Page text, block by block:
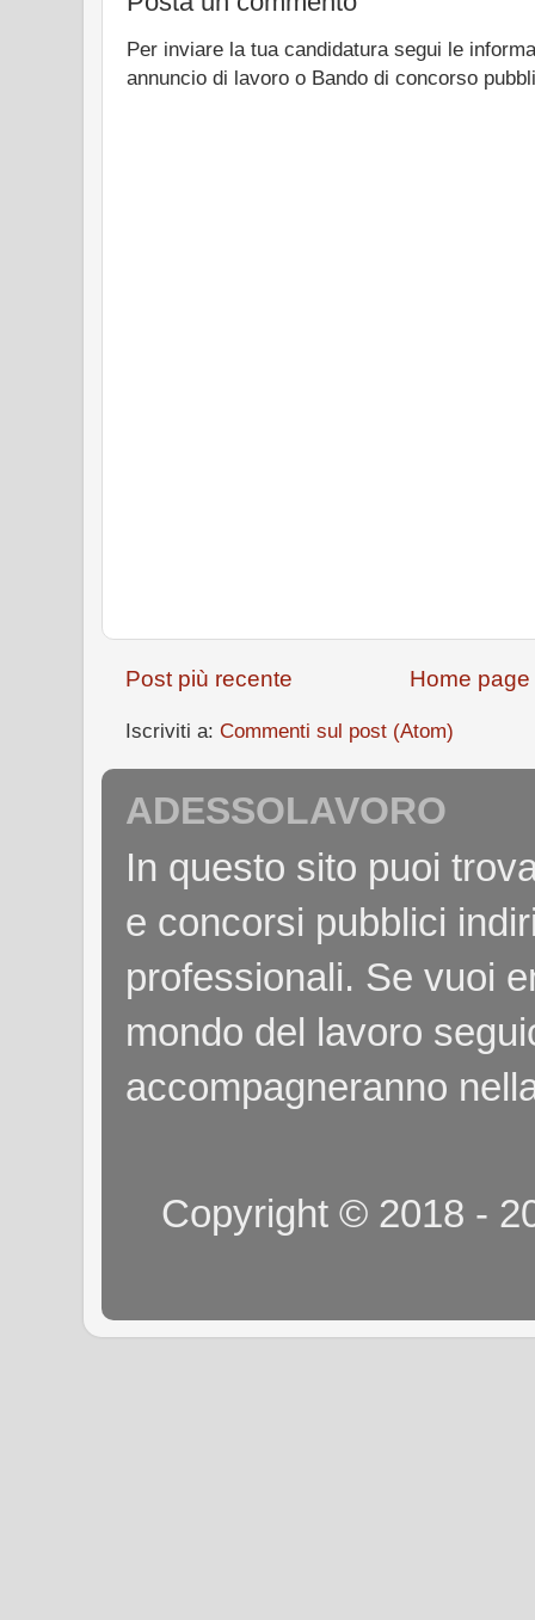
Per inviare la tua candidatura segui le
annuncio di lavoro o Bando di concorso
Post più recente Home page
Iscriviti a: Commenti sul post (Atom)
ADESSOLAVORO
In questo sito puoi
e concorsi pubblici
professionali. Se vuoi
mondo del lavoro
accompagneranno
Copyright © 2018 -